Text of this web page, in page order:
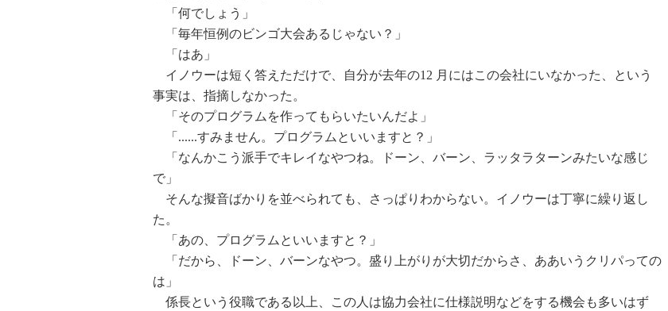
「何でしょう」
「毎年恒例のビンゴ大会あるじゃない？」
「はあ」
イノウーは短く答えただけで、自分が去年の12 月にはこの会社にいなかった、という
事実は、指摘しなかった。
「そのプログラムを作ってもらいたいんだよ」
「......すみません。プログラムといいますと？」
「なんかこう派手でキレイなやつね。ドーン、バーン、ラッタラターンみたいな感じ
で」
そんな擬音ばかりを並べられても、さっぱりわからない。イノウーは丁寧に繰り返し
た。
「あの、プログラムといいますと？」
「だから、ドーン、バーンなやつ。盛り上がりが大切だからさ、ああいうクリパっての
は」
係長という役職である以上、この人は協力会社に仕様説明などをする機会も多いはず